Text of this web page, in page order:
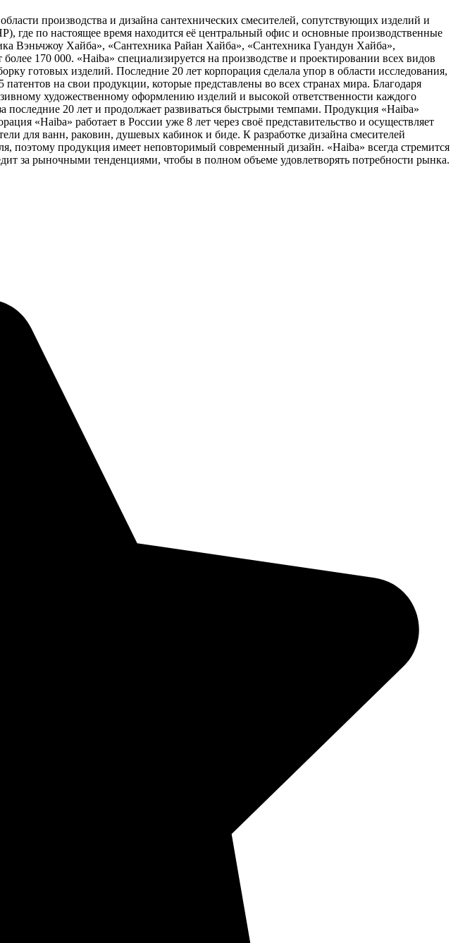
производства и дизайна сантехнических смесителей, сопутствующих изделий и
где по настоящее время находится её центральный офис и основные производственные
Вэньчжоу Хайба», «Сантехника Райан Хайба», «Сантехника Гуандун Хайба»,
170 000. «Haiba» специализируется на производстве и проектировании всех видов
готовых изделий. Последние 20 лет корпорация сделала упор в области исследования,
на свои продукции, которые представлены во всех странах мира. Благодаря
художественному оформлению изделий и высокой ответственности каждого
последние 20 лет и продолжает развиваться быстрыми темпами. Продукция «Haiba»
«Haiba» работает в России уже 8 лет через своё представительство и осуществляет
для ванн, раковин, душевых кабинок и биде. К разработке дизайна смесителей
поэтому продукция имеет неповторимый современный дизайн. «Haiba» всегда стремится
за рыночными тенденциями, чтобы в полном объеме удовлетворять потребности рынка.